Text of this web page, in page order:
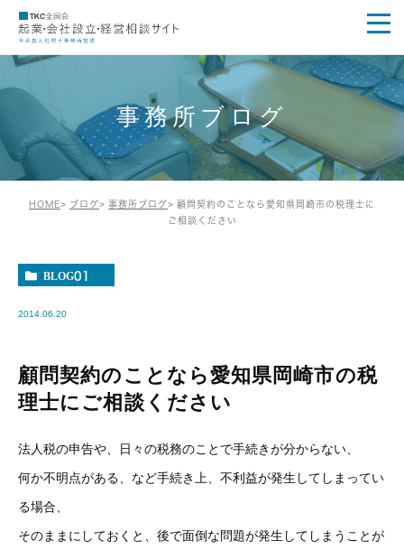
事務所ブログ
HOME ブログ 事務所ブログ
顧問契約のことなら愛知県岡崎市の税理士に
ご相談ください
BLOG01
2014.06.20
顧問契約のことなら愛知県岡崎市の税
理士にご相談ください
法人税の申告や、日々の税務のことで手続きが分からない、
何か不明点がある、など手続き上、不利益が発生してしまってい
る場合、
そのままにしておくと、後で面倒な問題が発生してしまうことが